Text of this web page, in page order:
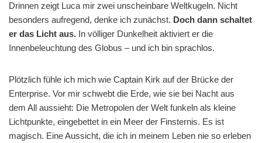
Drinnen zeigt Luca mir zwei unscheinbare Weltkugeln. Nicht
besonders aufregend, denke ich zunächst. Doch dann schaltet
er das Licht aus. In völliger Dunkelheit aktiviert er die
Innenbeleuchtung des Globus – und ich bin sprachlos.
Plötzlich fühle ich mich wie Captain Kirk auf der Brücke der
Enterprise. Vor mir schwebt die Erde, wie sie bei Nacht aus
dem All aussieht: Die Metropolen der Welt funkeln als kleine
Lichtpunkte, eingebettet in ein Meer der Finsternis. Es ist
magisch. Eine Aussicht, die ich in meinem Leben nie so erleben